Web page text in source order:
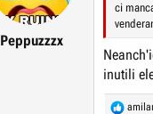
Peppuzzzx
ci
inutili
R